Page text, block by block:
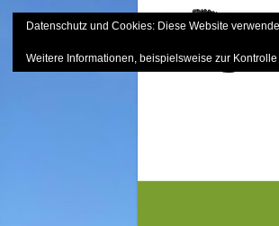
to
Datenschutz und Cookies: Diese Website
Weitere Informationen, beispielsweise zur